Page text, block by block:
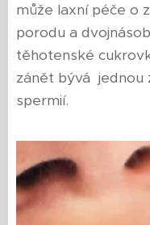
může laxní péče o
porodu a
těhotenské
zánět bývá jednou
spermií.